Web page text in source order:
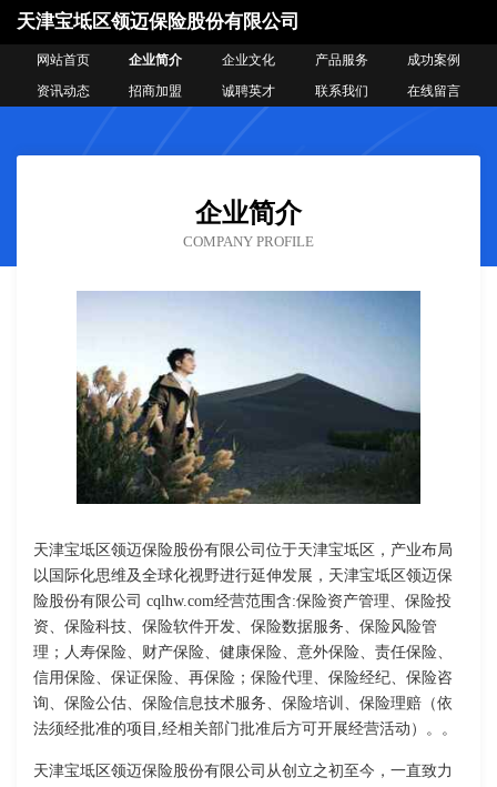
天津宝坻区领迈保险股份有限公司
网站首页 企业简介 企业文化 产品服务
成功案例
资讯动态
招商加盟 诚聘英才 联系我们 在线留言
企业简介
COMPANY PROFILE
天津宝坻区领迈保险股份有限公司位于天津宝坻区，产业布局
以国际化思维及全球化视野进行延伸发展，天津宝坻区领迈保
险股份有限公司 cqlhw.com经营范围含:保险资产管理、保险投
资、保险科技、保险软件开发、保险数据服务、保险风险管
理；人寿保险、财产保险、健康保险、意外保险、责任保险、
信用保险、保证保险、再保险；保险代理、保险经纪、保险咨
询、保险公估、保险信息技术服务、保险培训、保险理赔（依
法须经批准的项目,经相关部门批准后方可开展经营活动）。。
天津宝坻区领迈保险股份有限公司从创立之初至今，一直致力